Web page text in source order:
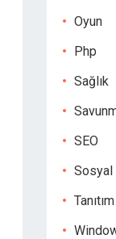
Oyun
Php
Sağlık
SEO
Sosyal
Tanıtım